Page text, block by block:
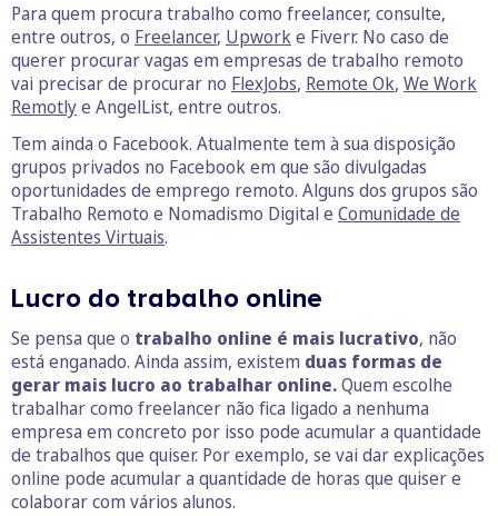
Para quem procura trabalho como freelancer, consulte,
entre outros, o Freelancer, Upworke Fiverr. No caso de
querer procurar vagas em empresas de trabalho remoto
vai precisar de procurar no FlexJobs, Remote Ok, We Work
Remotlye AngelList, entre outros.
Tem ainda o Facebook. Atualmente tem à sua disposição
grupos privados no Facebook em que são divulgadas
oportunidades de emprego remoto. Alguns dos grupos são
Trabalho Remoto e Nomadismo Digital e Comunidade de
Assistentes Virtuais.
Lucro do trabalho online
Se pensa que o trabalho online é mais lucrativo, não
está enganado. Ainda assim, existem duas formas de
gerar mais lucro ao trabalhar online.Quem escolhe
trabalhar como freelancer não fica ligado a nenhuma
empresa em concreto por isso pode acumular a quantidade
de trabalhos que quiser. Por exemplo, se vai dar explicações
online pode acumular a quantidade de horas que quiser e
colaborar com vários alunos.